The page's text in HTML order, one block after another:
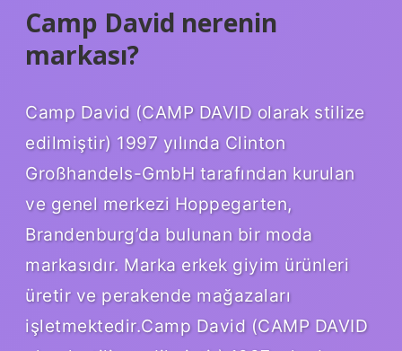
Camp David nerenin
markası?
Camp David (CAMP DAVID olarak stilize
edilmiştir) 1997 yılında Clinton
Großhandels-GmbH tarafından kurulan
ve genel merkezi Hoppegarten,
Brandenburg’da bulunan bir moda
markasıdır. Marka erkek giyim ürünleri
üretir ve perakende mağazaları
işletmektedir.Camp David (CAMP DAVID